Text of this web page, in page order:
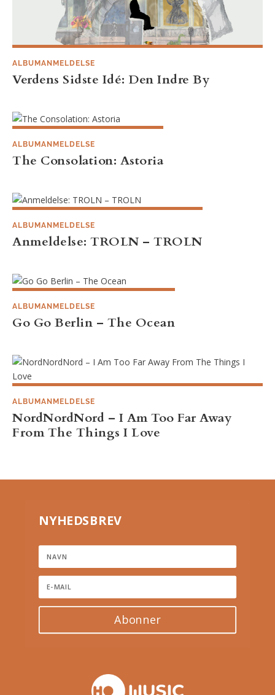
ALBUMANMELDELSE
Verdens Sidste Idé: Den Indre By
ALBUMANMELDELSE
The Consolation: Astoria
ALBUMANMELDELSE
Anmeldelse: TROLN – TROLN
ALBUMANMELDELSE
Go Go Berlin – The Ocean
ALBUMANMELDELSE
NordNordNord – I Am Too Far Away
From The Things I Love
NYHEDSBREV
Abonner